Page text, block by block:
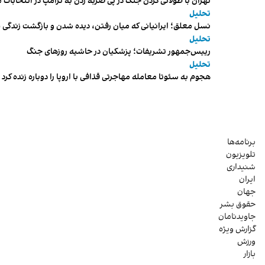
تحلیل
نسل معلق؛ ایرانیانی که میان رفتن، دیده شدن و بازگشت
تحلیل
رییس‌جمهور تشریفات؛ پزشکیان در حاشیه روزهای جنگ
تحلیل
هجوم به سئوتا معامله مهاجرتی قذافی با اروپا را دوباره زنده کرد
برنامه‌ها
تلویزیون
شنیداری
ایران
جهان
حقوق بشر
جاویدنامان
گزارش ویژه
ورزش
بازار